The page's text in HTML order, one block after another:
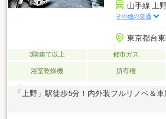
山手線 上
その他の交通
東京都台
3階建て以上 都市ガス
浴室乾燥機 所有権
「上野」駅徒歩5分！内外装フルリノベ＆